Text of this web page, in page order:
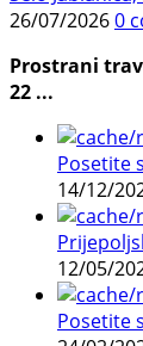
26/07/20260
Prostrani
22 ...
Posetite
14/12/
12/05/
Posetite